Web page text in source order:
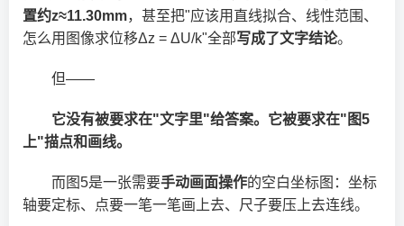
置约z≈11.30mm，甚至把"应该用直线拟合、线性范围、
怎么用图像求位移Δz = ΔU/k"全部写成了文字结论。
但——
它没有被要求在"文字里"给答案。它被要求在"图5
上"描点和画线。
而图5是一张需要手动画面操作的空白坐标图：坐标
轴要定标、点要一笔一笔画上去、尺子要压上去连线。